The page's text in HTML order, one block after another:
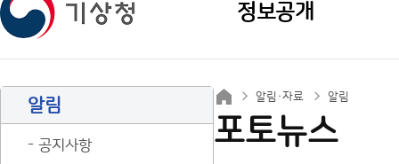
정보공개
알림
공지사항
알림·자료 알림
포토뉴스